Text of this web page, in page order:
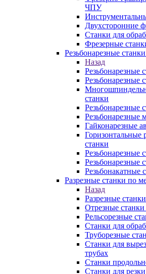
ЧПУ
Двухсторонние
Станки для
Фрезерные
Резьбонарезные
Назад
Резьбонарезные
Резьбонарезные
станки
Резьбонарезные
Резьбонарезные
Гайконарезные
Горизонтальные
станки
Резьбонарезные
Резьбонарезные
Резьбонакатные
Разрезные станки по
Назад
Разрезные
Отрезные
Рельсорезные
Станки для
Труборезные
Станки для
трубаx
Станки
Станки для